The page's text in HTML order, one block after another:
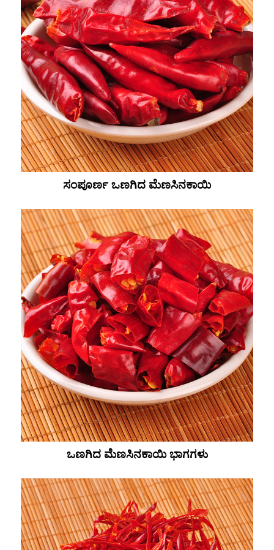
ಸಂಪೂರ್ಣ ಒಣಗಿದ ಮೆಣಸಿನಕಾಯಿ
ಒಣಗಿದ ಮೆಣಸಿನಕಾಯಿ ಭಾಗಗಳು